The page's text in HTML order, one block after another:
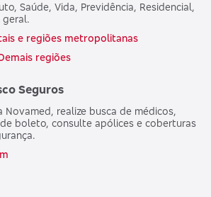
Saúde, Vida, Previdência, Residencial,
geral.
e regiões metropolitanas
regiões
Seguros
Novamed, realize busca de médicos,
boleto, consulte apólices e coberturas